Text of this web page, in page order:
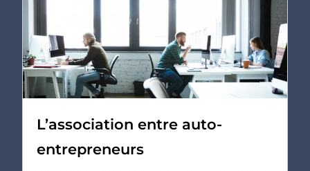
L’association entre auto-
entrepreneurs